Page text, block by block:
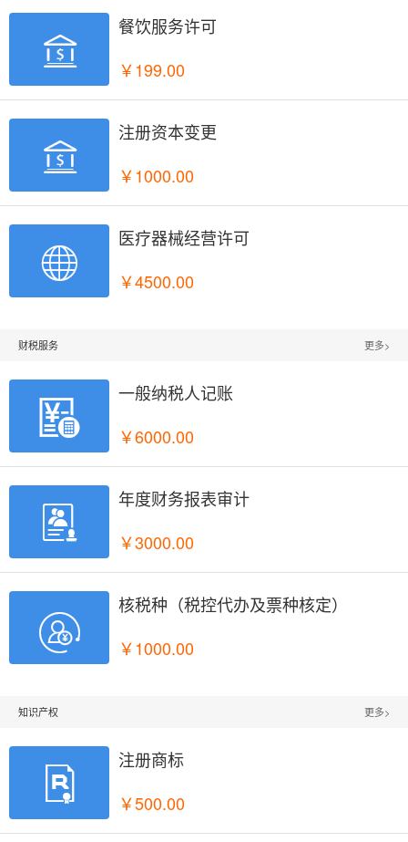

餐饮服务许可
￥199.00

注册资本变更
￥1000.00

医疗器械经营许可
￥4500.00
财税服务 更多>

一般纳税人记账
￥6000.00

年度财务报表审计
￥3000.00

核税种（税控代办及票种核定）
￥1000.00
知识产权 更多>

注册商标
￥500.00